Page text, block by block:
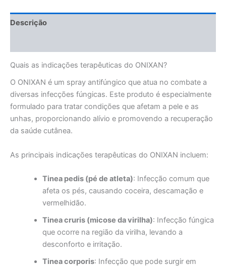
Descrição
Quais as indicações terapêuticas do ONIXAN?
O ONIXAN é um spray antifúngico que atua no combate a
diversas infecções fúngicas. Este produto é especialmente
formulado para tratar condições que afetam a pele e as
unhas, proporcionando alívio e promovendo a recuperação
da saúde cutânea.
As principais indicações terapêuticas do ONIXAN incluem:
Tinea pedis (pé de atleta): Infecção comum que
afeta os pés, causando coceira, descamação e
vermelhidão.
Tinea cruris (micose da virilha): Infecção fúngica
que ocorre na região da virilha, levando a
desconforto e irritação.
Tinea corporis: Infecção que pode surgir em